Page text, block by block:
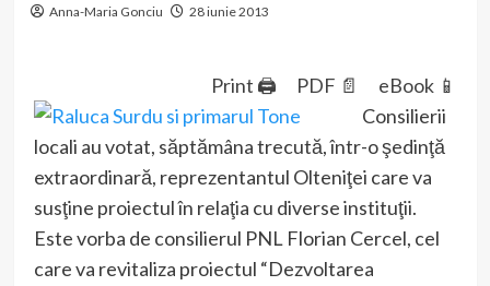
Anna-Maria Gonciu 28 iunie 2013
Print 🖨 PDF 📄
eBook 📱
Consilierii
locali au votat, săptămâna trecută, într-o şedinţă
extraordinară, reprezentantul Olteniţei care va
susţine proiectul în relaţia cu diverse instituţii.
Este vorba de consilierul PNL Florian Cercel, cel
care va revitaliza proiectul “Dezvoltarea